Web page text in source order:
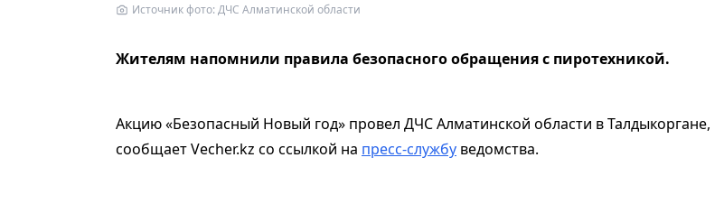
Источник фото: ДЧС Алматинской области
Жителям напомнили правила безопасного обращения с пиротехникой.
Акцию «Безопасный Новый год» провел ДЧС Алматинской области в Талдыкоргане,
сообщает Vecher.kz со ссылкой на пресс-службу ведомства.